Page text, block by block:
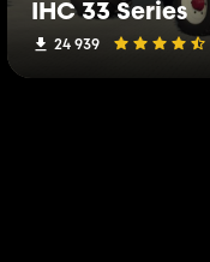
IHC 33 Series
24 939